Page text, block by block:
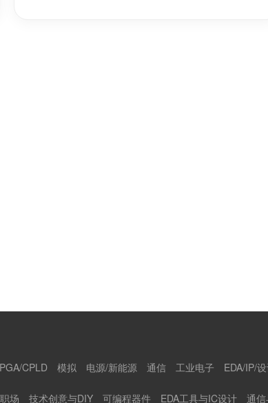
CPLD 模拟 电源/新能源 通信 工业电子 EDA/IP/
场 技术创意与DIY 可编程器件 EDA工具与IC设计 通